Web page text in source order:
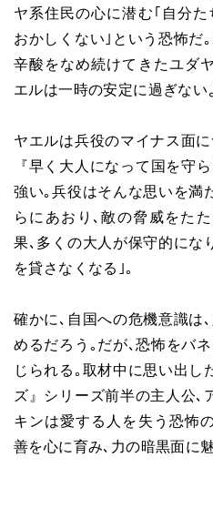
ヤ系住民の心に潜む｢自分
おかしくない｣という恐怖だ
辛酸をなめ続けてきたユダ
エルは一時の安定に過ぎない
ヤエルは兵役のマイナス面
『早く大人になって国を守
強い｡兵役はそんな思いを満
らにあおり､敵の脅威をた
果､多くの大人が保守的にな
を貸さなくなる｣｡
確かに､自国への危機意識は
めるだろう｡だが､恐怖をバ
じられる｡取材中に思い出し
ズ』シリーズ前半の主人公､
キンは愛する人を失う恐怖
善を心に育み､力の暗黒面に